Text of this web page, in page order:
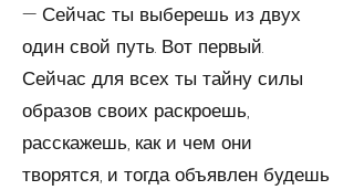
— Сейчас ты выберешь из двух
один свой путь. Вот первый.
Сейчас для всех ты тайну силы
образов своих рас­кроешь,
расскажешь, как и чем они
творятся, и тогда объявлен будешь